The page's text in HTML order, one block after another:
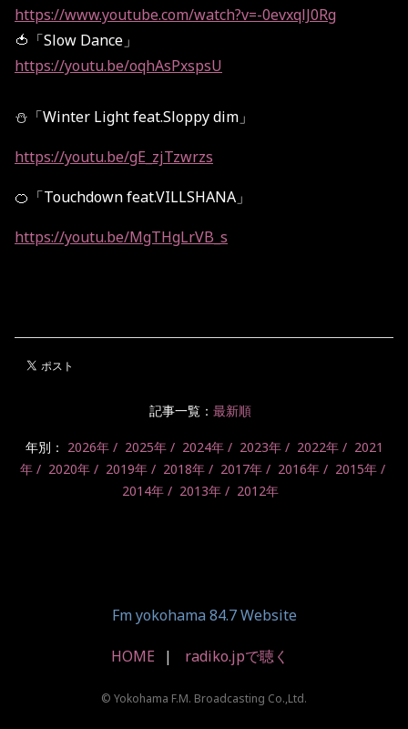
https://www.youtube.com/watch?v=-0evxqlJ0Rg
🍅「Slow Dance」
https://youtu.be/oqhAsPxspsU
⛄️「Winter Light feat.Sloppy dim」
https://youtu.be/gE_zjTzwrzs
🍊「Touchdown feat.VILLSHANA」
https://youtu.be/MgTHgLrVB_s
記事一覧： 最新順
年別： 2026年 2025年 2024年 2023年 2022年
2021
年
2020年 2019年 2018年 2017年 2016年
2015年
2014年
2013年 2012年
Fm yokohama 84.7 Website
HOME radiko.jpで聴く
© Yokohama F.M. Broadcasting Co.,Ltd.